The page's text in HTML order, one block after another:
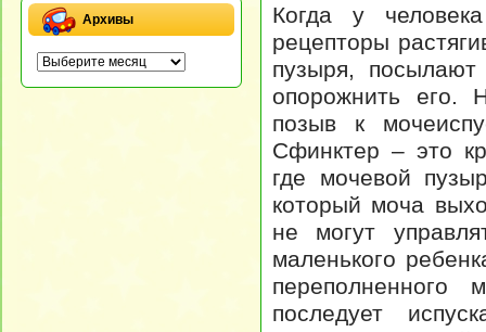
Архивы
Когда у
рецепторы
пузыря,
опорожнить его.
позыв к
Сфинктер – это
где мочевой
который моча
не могут
маленького
последует